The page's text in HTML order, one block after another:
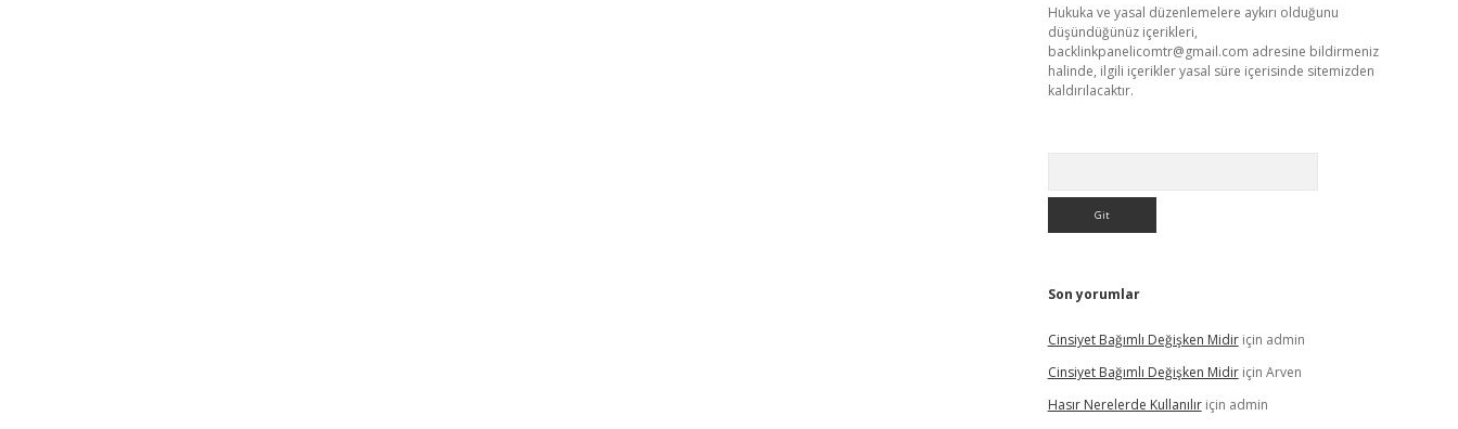
Hukuka ve yasal düzenlemelere aykırı olduğunu
düşündüğünüz içerikleri,
backlinkpanelicomtr@gmail.com adresine bildirmeniz
halinde, ilgili içerikler yasal süre içerisinde sitemizden
kaldırılacaktır.
Son yorumlar
Cinsiyet Bağımlı Değişken Midiriçin admin
Cinsiyet Bağımlı Değişken Midiriçin Arven
Hasır Nerelerde Kullanılıriçin admin